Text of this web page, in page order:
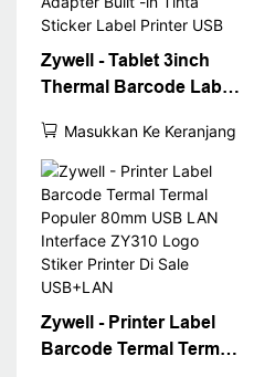
Zywell - Tablet 3inch
Thermal Barcode Label
Adapter Built -in Tinta
Sticker Label Printer
USB
Masukkan Ke Keranjang
Zywell - Printer Label
Barcode Termal Termal